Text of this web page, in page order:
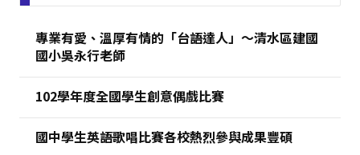
專業有愛、溫厚有情的「台語達人」～清水區建國
國小吳永行老師
102學年度全國學生創意偶戲比賽
國中學生英語歌唱比賽各校熱烈參與成果豐碩